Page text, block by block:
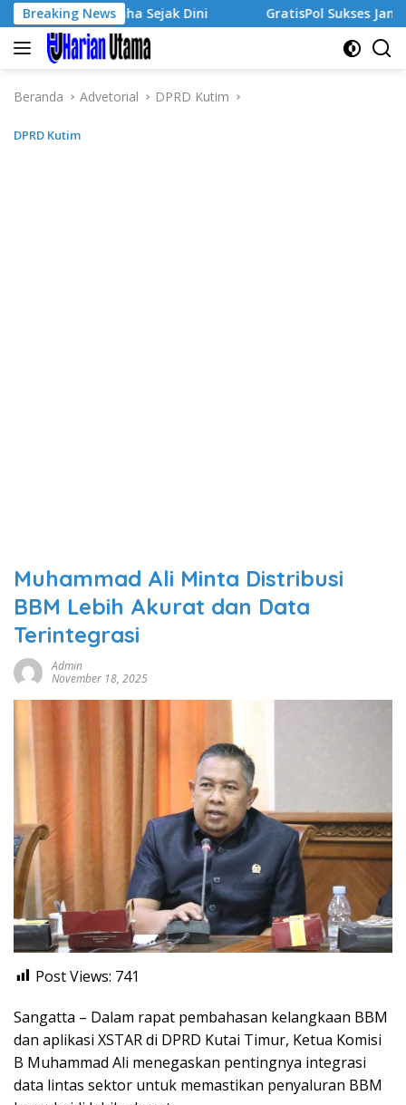
Langsung
ke
konten
Breaking News
Sejak Dini GratisPol Sukses Jangkau
Beranda Advetorial DPRD Kutim
DPRD Kutim
Muhammad Ali Minta Distribusi
BBM Lebih Akurat dan Data
Terintegrasi
Admin
November 18, 2025
Post Views: 741
Sangatta – Dalam rapat pembahasan kelangkaan BBM
dan aplikasi XSTAR di DPRD Kutai Timur, Ketua Komisi
B Muhammad Ali menegaskan pentingnya integrasi
data lintas sektor untuk memastikan penyaluran BBM